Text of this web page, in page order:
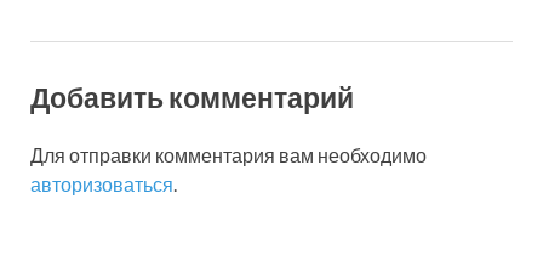
Добавить комментарий
Для отправки комментария вам необходимо
авторизоваться